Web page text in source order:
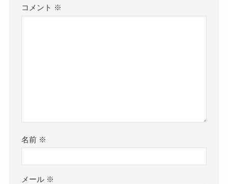
コメント ※
名前 ※
メール ※